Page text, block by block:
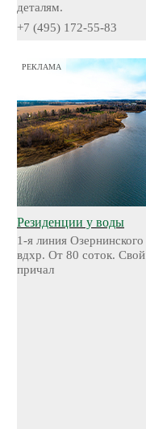
деталям.
+7 (495) 172-55-83
РЕКЛАМА
Резиденции у воды
1-я линия Озернинского
вдхр. От 80 соток. Свой
причал